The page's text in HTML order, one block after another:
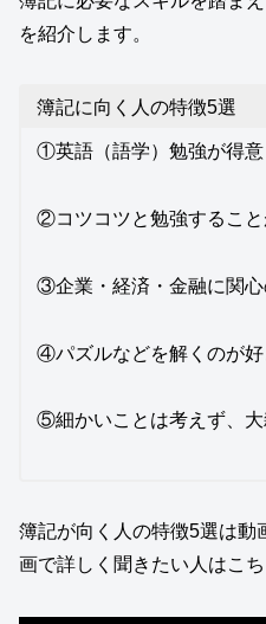
を紹介します。
簿記に向く人の特徴5選
①英語（語学）勉強が得意
②コツコツと勉強すること
③企業・経済・金融に関心
④パズルなどを解くのが好
⑤細かいことは考えず、大
簿記が向く人の特徴5選は動
画で詳しく聞きたい人はこ